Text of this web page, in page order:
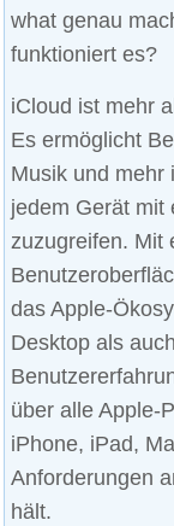
what genau
funktioniert es?
iCloud ist mehr
Es ermöglicht
Musik und mehr
jedem Gerät mit
zuzugreifen. Mit
das Apple-
Desktop als
über alle Apple-
iPhone, iPad,
Anforderungen
hält.